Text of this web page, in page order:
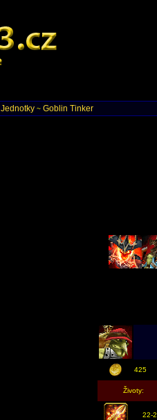
Jednotky ~ Goblin Tinker
425
Životy:
22-